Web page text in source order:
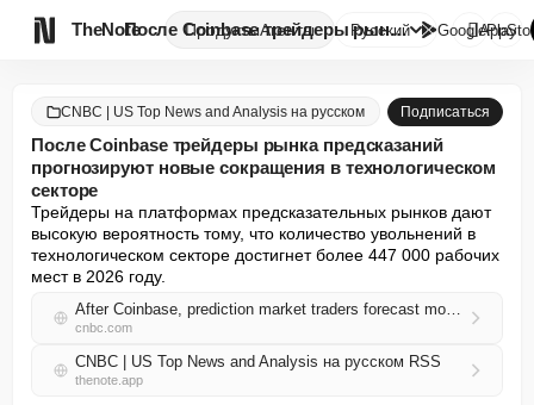
TheNote ПродуктыАгенты После Coinbase трейдеры рынка ...
Русский GooglePlay

CNBC | US Top News and Analysis на русском Подписаться
После Coinbase трейдеры рынка предсказаний
прогнозируют новые сокращения в технологическом
секторе
Трейдеры на платформах предсказательных рынков дают
высокую вероятность тому, что количество увольнений в
технологическом секторе достигнет более 447 000 рабочих
мест в 2026 году.
After Coinbase, prediction market traders forecast more tech layoffs ahead
cnbc.com
CNBC | US Top News and Analysis на русском RSS
thenote.app